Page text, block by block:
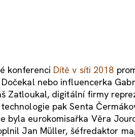
konferenci Dítě v síti 2018
nebo influencerka
Zatloukal, digitální firmy
technologie pak Senta
byla eurokomisařka Věra
Jan Müller, šéfredaktor